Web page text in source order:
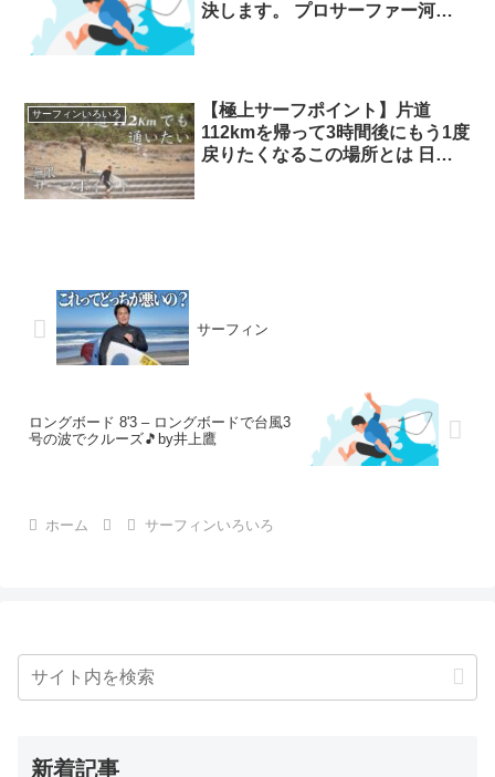
決します。 プロサーファー河村
サーフィンいろいろ
【極上サーフポイント】片道
112kmを帰って3時間後にもう1度
戻りたくなるこの場所とは 日本
サーフィン
ロングボード 8'3 – ロングボードで台風3
号の波でクルーズ🎵by井上鷹
ホーム サーフィンいろいろ
新着記事